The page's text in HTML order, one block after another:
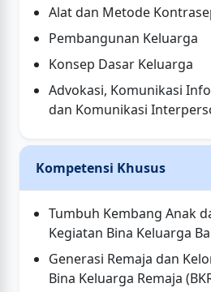
Alat dan Metode
Pembangunan Keluarga
Konsep Dasar Keluarga
Advokasi, Komunikasi
dan Komunikasi
Kompetensi Khusus
Tumbuh Kembang Anak
Kegiatan Bina Keluarga
Generasi Remaja dan
Bina Keluarga Remaja